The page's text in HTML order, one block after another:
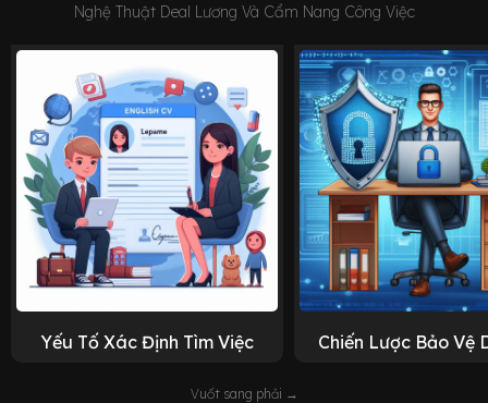
Nghệ Thuật Deal Lương Và Cẩm Nang Công Việc
Yếu Tố Xác Định Tìm Việc Chiến Lược Bảo Vệ
Vuốt sang phải →